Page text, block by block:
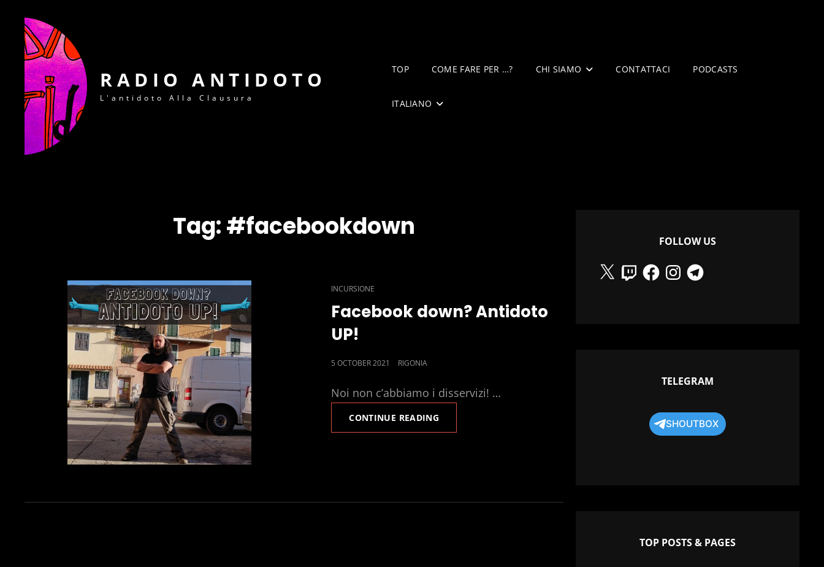
RADIO ANTIDOTO
L'antidoto Alla Clausura
TOP COME FARE PER …? CHI SIAMO CONTATTACI PODCASTS
ITALIANO
Tag:#facebookdown
CAT
LINKS
INCURSIONE
Facebook down? Antidoto
UP!
POSTED
5 OCTOBER 2021 RIGONIA
Noi non c’abbiamo i disservizi! …
CONTINUE READING
DOWN?
FOLLOW US
X
TwitchFacebookInstagramTelegram
TELEGRAM
SHOUTBOX
TOP POSTS & PAGES